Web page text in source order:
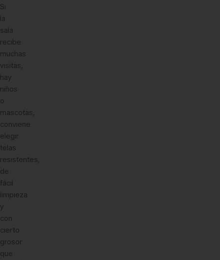
Si
la
sala
recibe
muchas
visitas,
hay
niños
o
mascotas,
conviene
elegir
telas
resistentes,
de
fácil
limpieza
y
con
cierto
grosor
que